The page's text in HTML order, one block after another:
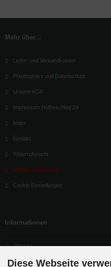
Mehr über...
Liefer- und Versandkosten
Privatsphäre und Datenschutz
Unsere AGB
Impressum Hufbeschlag 24
Index
Kontakt
Widerrufsrecht
Vertrag widerrufen
Cookie Einstellungen
Informationen
Sitemap
Diese Webseite